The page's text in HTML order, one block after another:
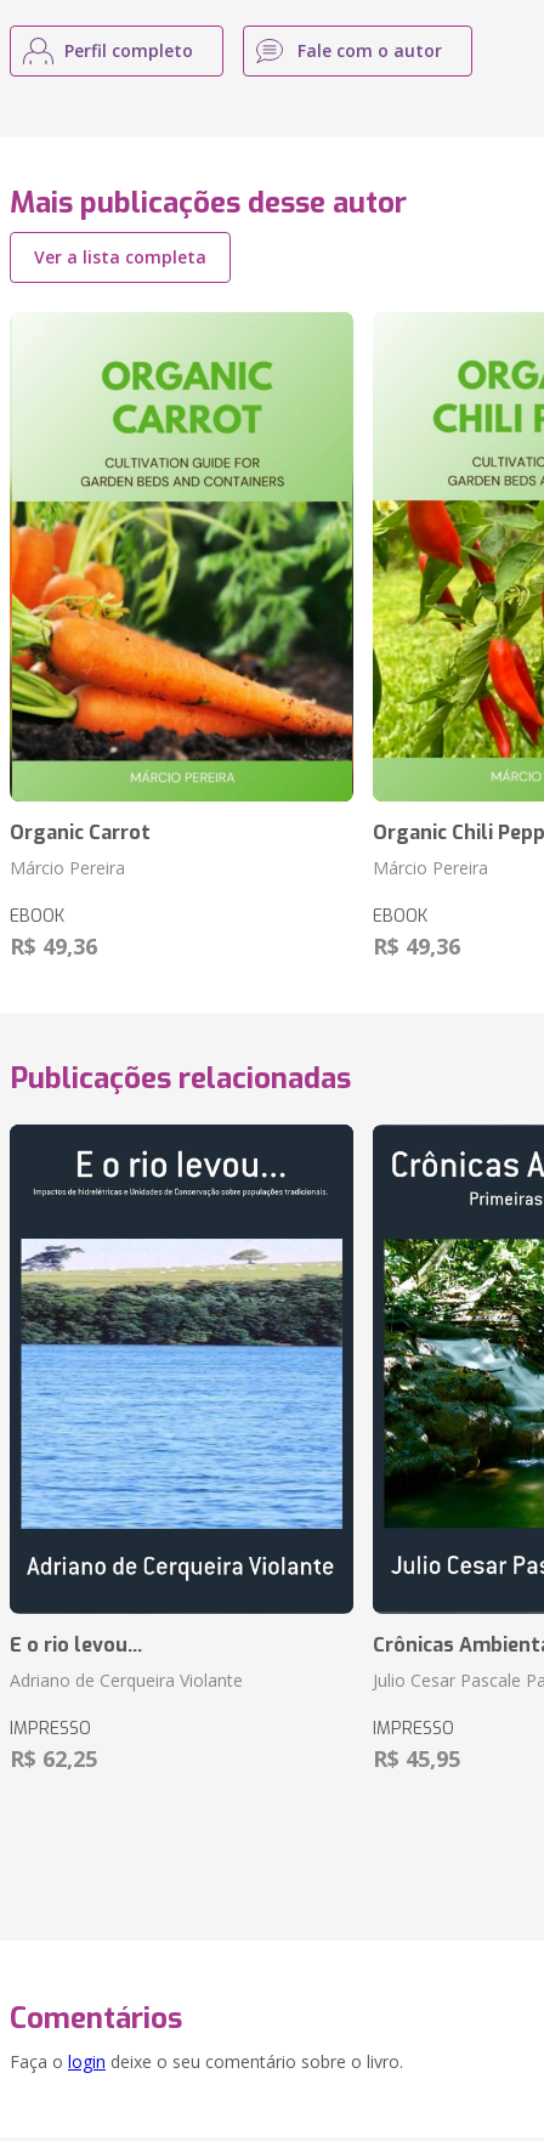
Perfil completo Fale com o autor
Mais publicações desse autor
Ver a lista completa
Organic Carrot
Márcio Pereira
EBOOK
R$ 49,36
Organic Chili
Márcio Pereira
EBOOK
R$ 49,36
Publicações relacionadas
E o rio levou...
Adriano de Cerqueira Violante
IMPRESSO
R$ 62,25
Crônicas
Julio Cesar Pascale
IMPRESSO
R$ 45,95
Comentários
Faça o login deixe o seu comentário sobre o livro.